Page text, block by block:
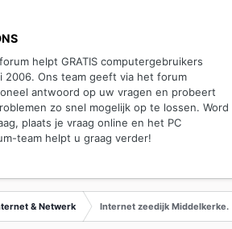
helpt GRATIS computergebruikers
2006. Ons team geeft via het forum
antwoord op uw vragen en probeert
zo snel mogelijk op te lossen. Word
plaats je vraag online en het PC
team helpt u graag verder!
& Netwerk Internet zeedijk Middelkerke.